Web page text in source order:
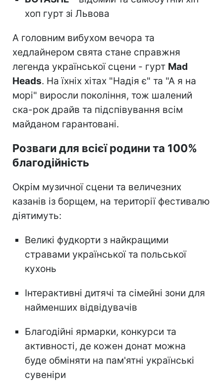
хоп гурт зі Львова
А головним вибухом вечора та
хедлайнером свята стане справжня
легенда української сцени - гурт Mad
Heads. На їхніх хітах "Надія є" та "А я на
морі" виросли покоління, тож шалений
ска-рок драйв та підспівування всім
майданом гарантовані.
Розваги для всієї родини та 100%
благодійність
Окрім музичної сцени та величезних
казанів із борщем, на території фестивалю
діятимуть:
Великі фудкорти з найкращими
стравами української та польської
кухонь
Інтерактивні дитячі та сімейні зони для
найменших відвідувачів
Благодійні ярмарки, конкурси та
активності, де кожен донат можна
буде обміняти на пам'ятні українські
сувеніри